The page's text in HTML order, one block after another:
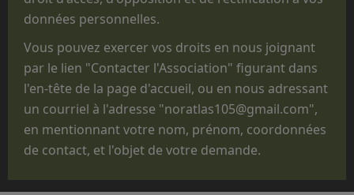
ponctuels exécutés lors de manifestations
commémorations, des anniversaires, des
"Journées Portes ouvertes", des journées des
familles, des baptêmes de promotion, des
fêtes d'unité ou pour des passations de
commandement.
Que le statut administratif de notre avion,
données personnelles.
Vous pouvez exercer vos droits en nous joignant
par le lien "Contacter l'Association" figurant dans
l'en-tête de la page d'accueil, ou en nous adressant
un courriel à l'adresse "noratlas105@gmail.com",
en mentionnant votre nom, prénom, coordonnées
de contact, et l'objet de votre demande.